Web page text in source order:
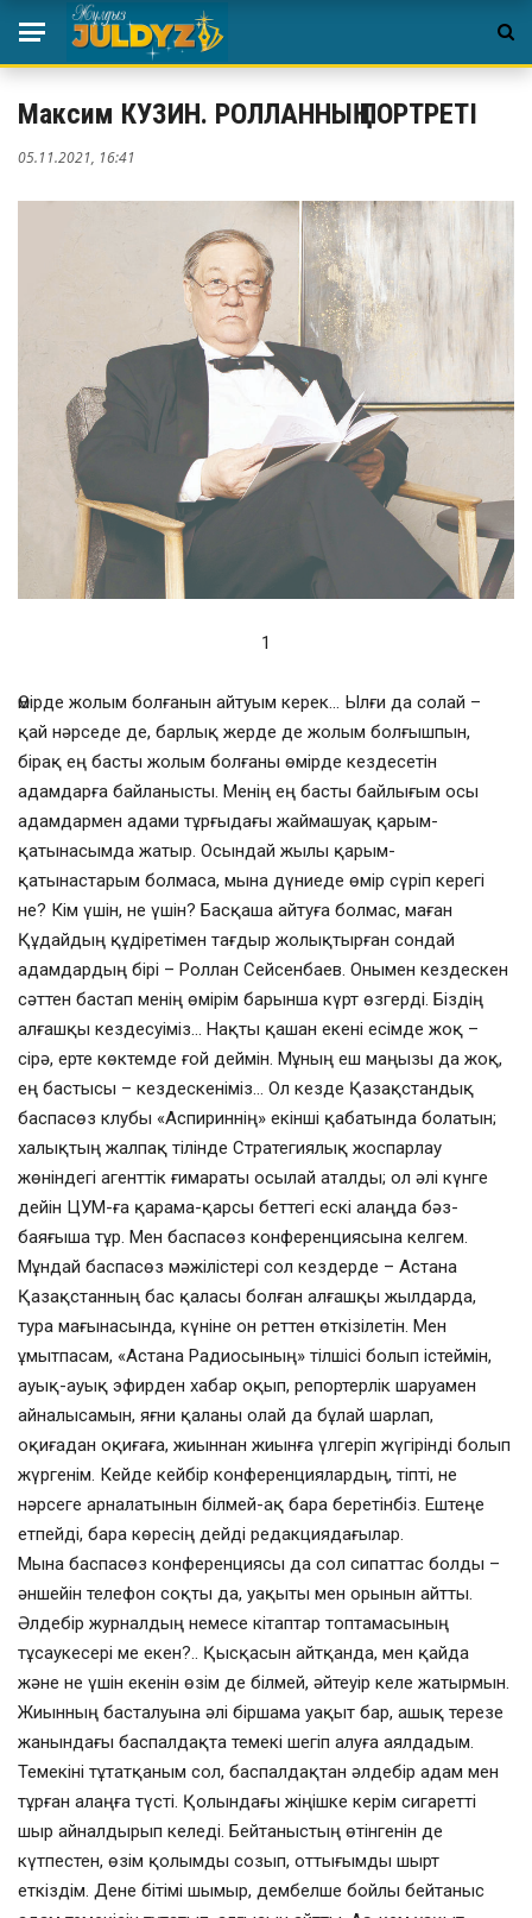
Максим КУЗИН. РОЛЛАННЫҢ ПОРТРЕТІ
05.11.2021, 16:41
1
Өмірде жолым болғанын айтуым керек… Ылғи да солай –
қай нәрседе де, барлық жерде де жолым болғышпын,
бірақ ең басты жолым болғаны өмірде кездесетін
адамдарға байланысты. Менің ең басты байлығым осы
адамдармен адами тұрғыдағы жаймашуақ қарым-
қатынасымда жатыр. Осындай жылы қарым-
қатынастарым болмаса, мына дүниеде өмір сүріп керегі
не? Кім үшін, не үшін? Басқаша айтуға болмас, маған
Құдайдың құдіретімен тағдыр жолықтырған сондай
адамдардың бірі – Роллан Сейсенбаев. Онымен кездескен
сәттен бастап менің өмірім барынша күрт өзгерді. Біздің
алғашқы кездесуіміз… Нақты қашан екені есімде жоқ –
сірә, ерте көктемде ғой деймін. Мұның еш маңызы да жоқ,
ең бастысы – кездескеніміз… Ол кезде Қазақстандық
баспасөз клубы «Аспириннің» екінші қабатында болатын;
халықтың жалпақ тілінде Стратегиялық жоспарлау
жөніндегі агенттік ғимараты осылай аталды; ол әлі күнге
дейін ЦУМ-ға қарама-қарсы беттегі ескі алаңда бәз-
баяғыша тұр. Мен баспасөз конференциясына келгем.
Мұндай баспасөз мәжілістері сол кездерде – Астана
Қазақстанның бас қаласы болған алғашқы жылдарда,
тура мағынасында, күніне он реттен өткізілетін. Мен
ұмытпасам, «Астана Радиосының» тілшісі болып істеймін,
ауық-ауық эфирден хабар оқып, репортерлік шаруамен
айналысамын, яғни қаланы олай да бұлай шарлап,
оқиғадан оқиғаға, жиыннан жиынға үлгеріп жүгірінді болып
жүргенім. Кейде кейбір конференциялардың, тіпті, не
нәрсеге арналатынын білмей-ақ бара беретінбіз. Ештеңе
етпейді, бара көресің дейді редакциядағылар.
Мына баспасөз конференциясы да сол сипаттас болды –
әншейін телефон соқты да, уақыты мен орынын айтты.
Әлдебір журналдың немесе кітаптар топтамасының
тұсаукесері ме екен?.. Қысқасын айтқанда, мен қайда
және не үшін екенін өзім де білмей, әйтеуір келе жатырмын.
Жиынның басталуына әлі біршама уақыт бар, ашық терезе
жанындағы баспалдақта темекі шегіп алуға аялдадым.
Темекіні тұтатқаным сол, баспалдақтан әлдебір адам мен
тұрған алаңға түсті. Қолындағы жіңішке керім сигаретті
шыр айналдырып келеді. Бейтаныстың өтінгенін де
күтпестен, өзім қолымды созып, оттығымды шырт
еткіздім. Дене бітімі шымыр, дембелше бойлы бейтаныс